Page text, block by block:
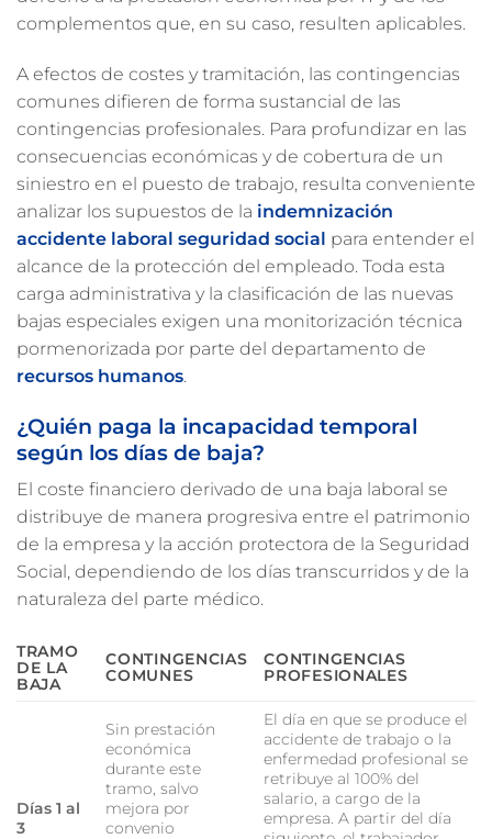
complementos que, en su caso, resulten aplicables.
A efectos de costes y tramitación, las contingencias
comunes difieren de forma sustancial de las
contingencias profesionales. Para profundizar en las
consecuencias económicas y de cobertura de un
siniestro en el puesto de trabajo, resulta conveniente
analizar los supuestos de la indemnización
accidente laboral seguridad social para entender el
alcance de la protección del empleado. Toda esta
carga administrativa y la clasificación de las nuevas
bajas especiales exigen una monitorización técnica
pormenorizada por parte del departamento de
recursos humanos.
¿Quién paga la incapacidad temporal
según los días de baja?
El coste financiero derivado de una baja laboral se
distribuye de manera progresiva entre el patrimonio
de la empresa y la acción protectora de la Seguridad
Social, dependiendo de los días transcurridos y de la
naturaleza del parte médico.
TRAMO
DE LA
BAJA
CONTINGENCIAS
COMUNES
CONTINGENCIAS
PROFESIONALES
Días 1 al
3
Sin prestación
económica
durante este
tramo, salvo
mejora por
convenio
El día en que se produce el
accidente de trabajo o la
enfermedad profesional se
retribuye al 100% del
salario, a cargo de la
empresa. A partir del día